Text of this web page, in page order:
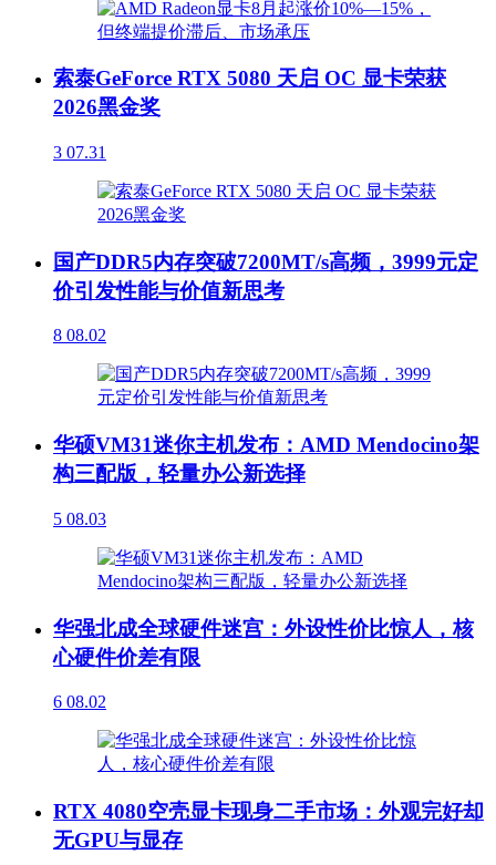
索泰GeForce RTX 5080 天启 OC 显卡荣获
2026黑金奖
3 07.31
国产DDR5内存突破7200MT/s高频，3999元定
价引发性能与价值新思考
8 08.02
华硕VM31迷你主机发布：AMD Mendocino架
构三配版，轻量办公新选择
5 08.03
华强北成全球硬件迷宫：外设性价比惊人，核
心硬件价差有限
6 08.02
RTX 4080空壳显卡现身二手市场：外观完好却
无GPU与显存